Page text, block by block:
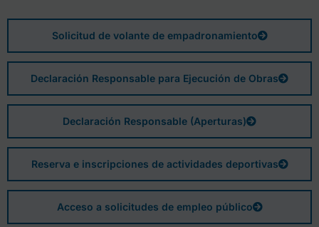
Solicitud de volante de empadronamiento
Declaración Responsable para Ejecución de Obras
Declaración Responsable (Aperturas)
Reserva e inscripciones de actividades deportivas
Acceso a solicitudes de empleo público